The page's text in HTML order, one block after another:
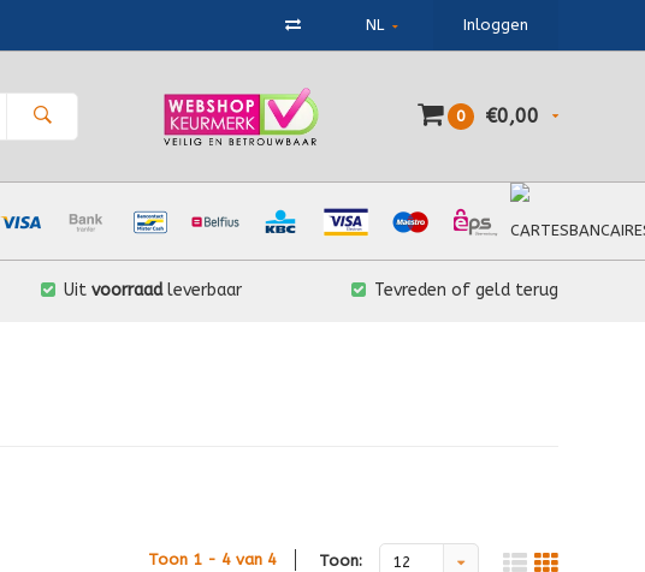
NL Inloggen
0 €0,00
Uit voorraadleverbaar Tevreden of geld terug
Toon 1 - 4 van 4 Toon: 12